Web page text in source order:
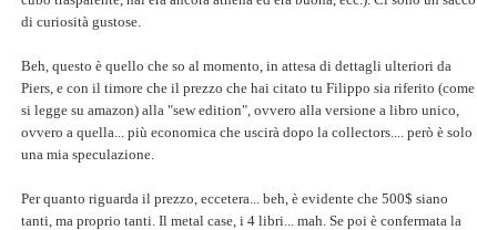
di curiosità gustose.
Beh, questo è quello che so al momento, in attesa di dettagli ulteriori da
Piers, e con il timore che il prezzo che hai citato tu Filippo sia riferito (come
si legge su amazon) alla "sew edition", ovvero alla versione a libro unico,
ovvero a quella... più economica che uscirà dopo la collectors.... però è solo
una mia speculazione.
Per quanto riguarda il prezzo, eccetera... beh, è evidente che 500$ siano
tanti, ma proprio tanti. Il metal case, i 4 libri... mah. Se poi è confermata la